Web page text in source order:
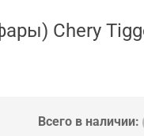
Chery
Всего в наличии: